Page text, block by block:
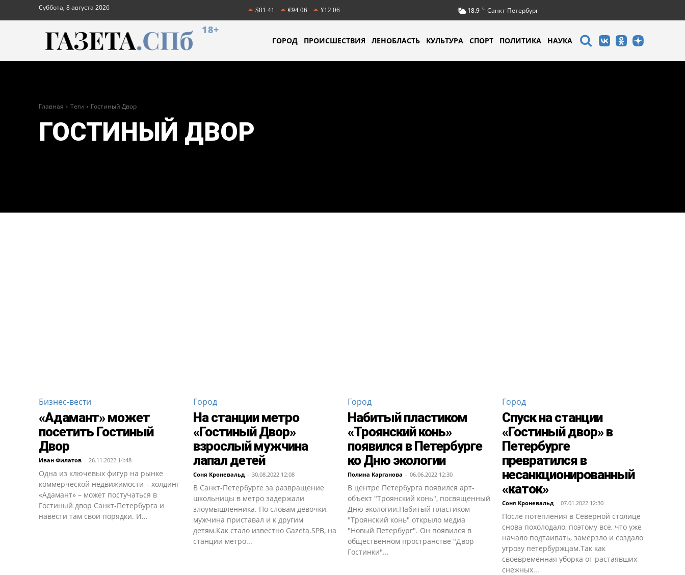
Суббота, 8 августа 2026 $81.41 €94.06 ¥12.06 18.9 C Санкт-Петербург
18+
ГОРОД ПРОИСШЕСТВИЯ ЛЕНОБЛАСТЬ КУЛЬТУРА СПОРТ ПОЛИТИКА НАУКА
Главная Теги Гостиный Двор
ГОСТИНЫЙ ДВОР
Бизнес-вести
«Адамант» может
посетить Гостиный
Двор
Иван Филатов - 26.11.2022 14:48
Одна из ключевых фигур на рынке
коммерческой недвижимости – холдинг
«Адамант» – может постучаться в
Гостиный двор Санкт-Петербурга и
навести там свои порядки. И...
Город
На станции метро
«Гостиный Двор»
взрослый мужчина
лапал детей
Соня Кроневальд - 30.08.2022 12:08
В Санкт-Петербурге за развращение
школьницы в метро задержали
злоумышленника. По словам девочки,
мужчина приставал и к другим
детям.Как стало известно Gazeta.SPB, на
станции метро...
Город
Набитый пластиком
«Троянский конь»
появился в Петербурге
ко Дню экологии
Полина Карганова - 06.06.2022 12:30
В центре Петербурга появился арт-
объект "Троянский конь", посвященный
Дню экологии.Набитый пластиком
"Троянский конь" открыло медиа
"Новый Петербург". Он появился в
общественном пространстве "Двор
Гостинки"...
Город
Спуск на станции
«Гостиный двор» в
Петербурге
превратился в
несанкционированный
«каток»
Соня Кроневальд - 07.01.2022 12:30
После потепления в Северной столице
снова похолодало, поэтому все, что уже
начало подтаивать, замерзло и создало
угрозу петербуржцам.Так как
своевременная уборка от растаявших
снежных...